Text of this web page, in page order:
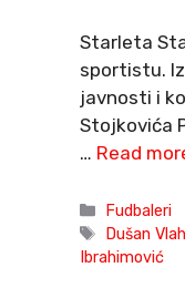
Starleta
sportistu.
javnosti i
Stojkovića
… Read
Categories
Fudbaleri
Tags
Dušan
Ibrahimović